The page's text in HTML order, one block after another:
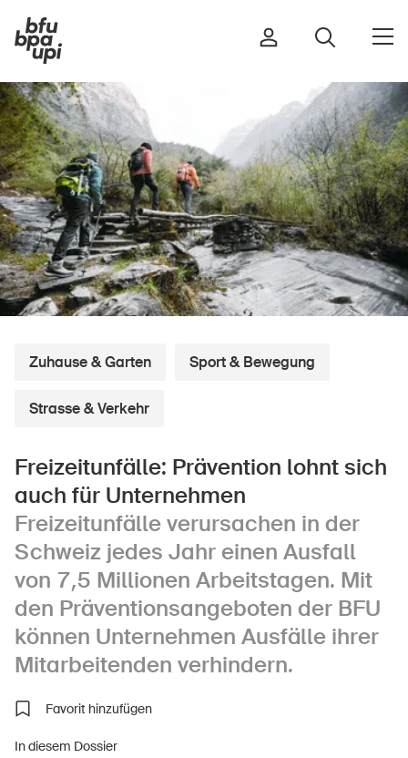
Strasse & Verkehr
Sport & Bewegung
Zuhause & Garten
Gebäude & Anlagen
In der Kindheit
Im Unternehmen
Über die BFU
Medien
Politik
Sinus Plus
Kampagnen
Offene Stellen
In diesem Dossier
Zuhause & Garten Sport & Bewegung
Strasse & Verkehr
Freizeitunfälle: Prävention lohnt sich
auch für Unternehmen
Freizeitunfälle verursachen in der
Schweiz jedes Jahr einen Ausfall
von 7,5 Millionen Arbeitstagen. Mit
den Präventionsangeboten der BFU
können Unternehmen Ausfälle ihrer
Mitarbeitenden verhindern.
Favorit hinzufügen